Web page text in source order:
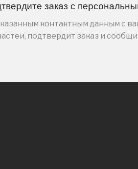
заказ с
контактным данным с
подтвердит заказ и